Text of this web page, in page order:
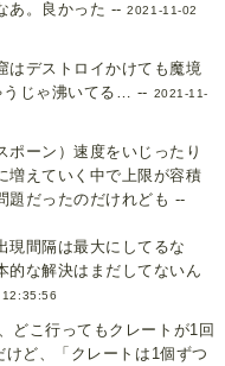
あ。良かった --2021-11-02
はデストロイかけても魔境
じゃ沸いてる… -- 2021-11-
ポーン）速度をいじったり
増えていく中で上限が容積
題だったのだけれども --
現間隔は最大にしてるな
的な解決はまだしてないん
12:35:56
どこ行ってもクレートが1回
ど、「クレートは1個ずつ